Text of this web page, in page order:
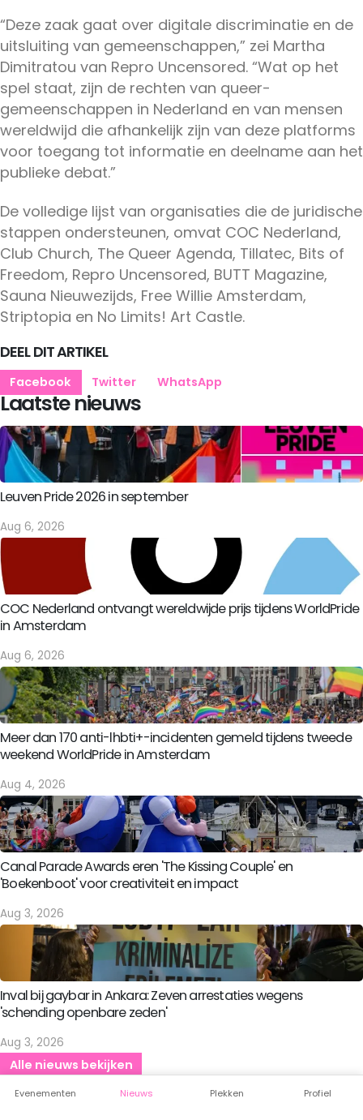
“Deze zaak gaat over digitale discriminatie en de
uitsluiting van gemeenschappen,” zei Martha
Dimitratou van Repro Uncensored. “Wat op het
spel staat, zijn de rechten van queer-
gemeenschappen in Nederland en van mensen
wereldwijd die afhankelijk zijn van deze platforms
voor toegang tot informatie en deelname aan het
publieke debat.”
De volledige lijst van organisaties die de juridische
stappen ondersteunen, omvat COC Nederland,
Club Church, The Queer Agenda, Tillatec, Bits of
Freedom, Repro Uncensored, BUTT Magazine,
Sauna Nieuwezijds, Free Willie Amsterdam,
Striptopia en No Limits! Art Castle.
DEEL DIT ARTIKEL
Facebook Twitter WhatsApp
Laatste nieuws
Leuven Pride 2026 in september
Aug 6, 2026
COC Nederland ontvangt wereldwijde prijs tijdens WorldPride
in Amsterdam
Aug 6, 2026
Meer dan 170 anti-lhbti+-incidenten gemeld tijdens tweede
weekend WorldPride in Amsterdam
Aug 4, 2026
Canal Parade Awards eren 'The Kissing Couple' en
'Boekenboot' voor creativiteit en impact
Aug 3, 2026
Inval bij gaybar in Ankara: Zeven arrestaties wegens
'schending openbare zeden'
Aug 3, 2026
Alle nieuws bekijken
Evenementen Nieuws Plekken Profiel